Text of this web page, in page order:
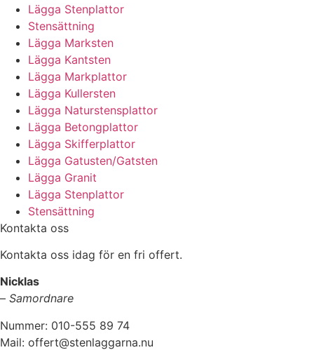
Lägga Stenplattor
Stensättning
Lägga Marksten
Lägga Kantsten
Lägga Markplattor
Lägga Kullersten
Lägga Naturstensplattor
Lägga Betongplattor
Lägga Skifferplattor
Lägga Gatusten/Gatsten
Lägga Granit
Lägga Stenplattor
Stensättning
Kontakta oss
Kontakta oss idag för en fri offert.
Nicklas
– Samordnare
Nummer: 010-555 89 74
Mail: offert@stenlaggarna.nu